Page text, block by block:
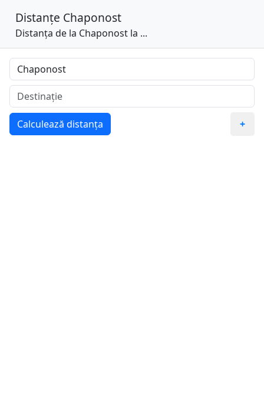
Distanțe Chaponost
Distanța de la Chaponost la ...
Calculează distanța +